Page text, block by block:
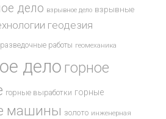
дело взрывное дело взрывные
геодезия
разведочные работы геомеханика
дело горное
горные выработки горные
машины золото инженерная